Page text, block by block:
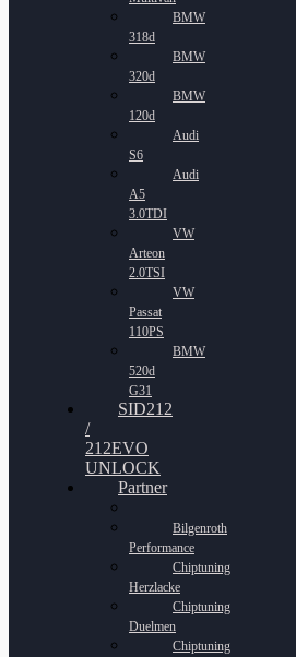
BMW
318d
BMW
320d
BMW
120d
Audi
S6
Audi
A5
3.0TDI
VW
Arteon
2.0TSI
VW
Passat
110PS
BMW
520d
G31
SID212
/
212EVO
UNLOCK
Partner
Bilgenroth
Performance
Chiptuning
Herzlacke
Chiptuning
Duelmen
Chiptuning